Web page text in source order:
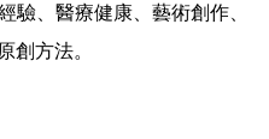
驗、醫療健康、藝術創作、
創方法。